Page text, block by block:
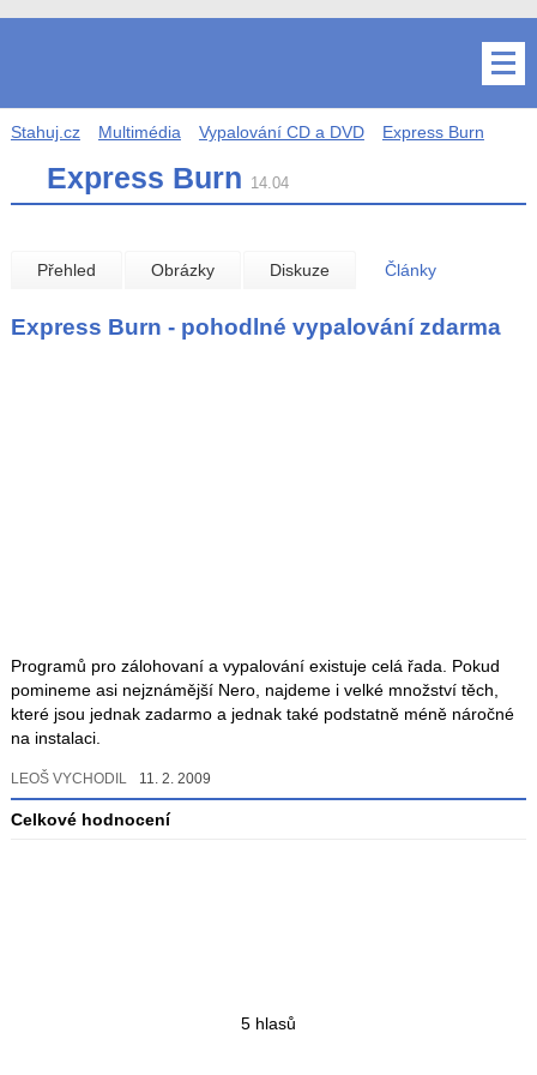
Stahuj.cz Multimédia Vypalování CD a DVD Express Burn
Express Burn 14.04
Přehled Obrázky Diskuze Články
Express Burn - pohodlné vypalování zdarma
Programů pro zálohovaní a vypalování existuje celá řada. Pokud
pomineme asi nejznámější Nero, najdeme i velké množství těch,
které jsou jednak zadarmo a jednak také podstatně méně náročné
na instalaci.
LEOŠ VYCHODIL 11. 2. 2009
Celkové hodnocení
5 hlasů